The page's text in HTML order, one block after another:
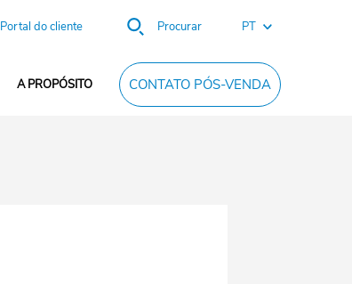
Portal do cliente Procurar PT
EN
A PROPÓSITO CONTATO PÓS-VENDA